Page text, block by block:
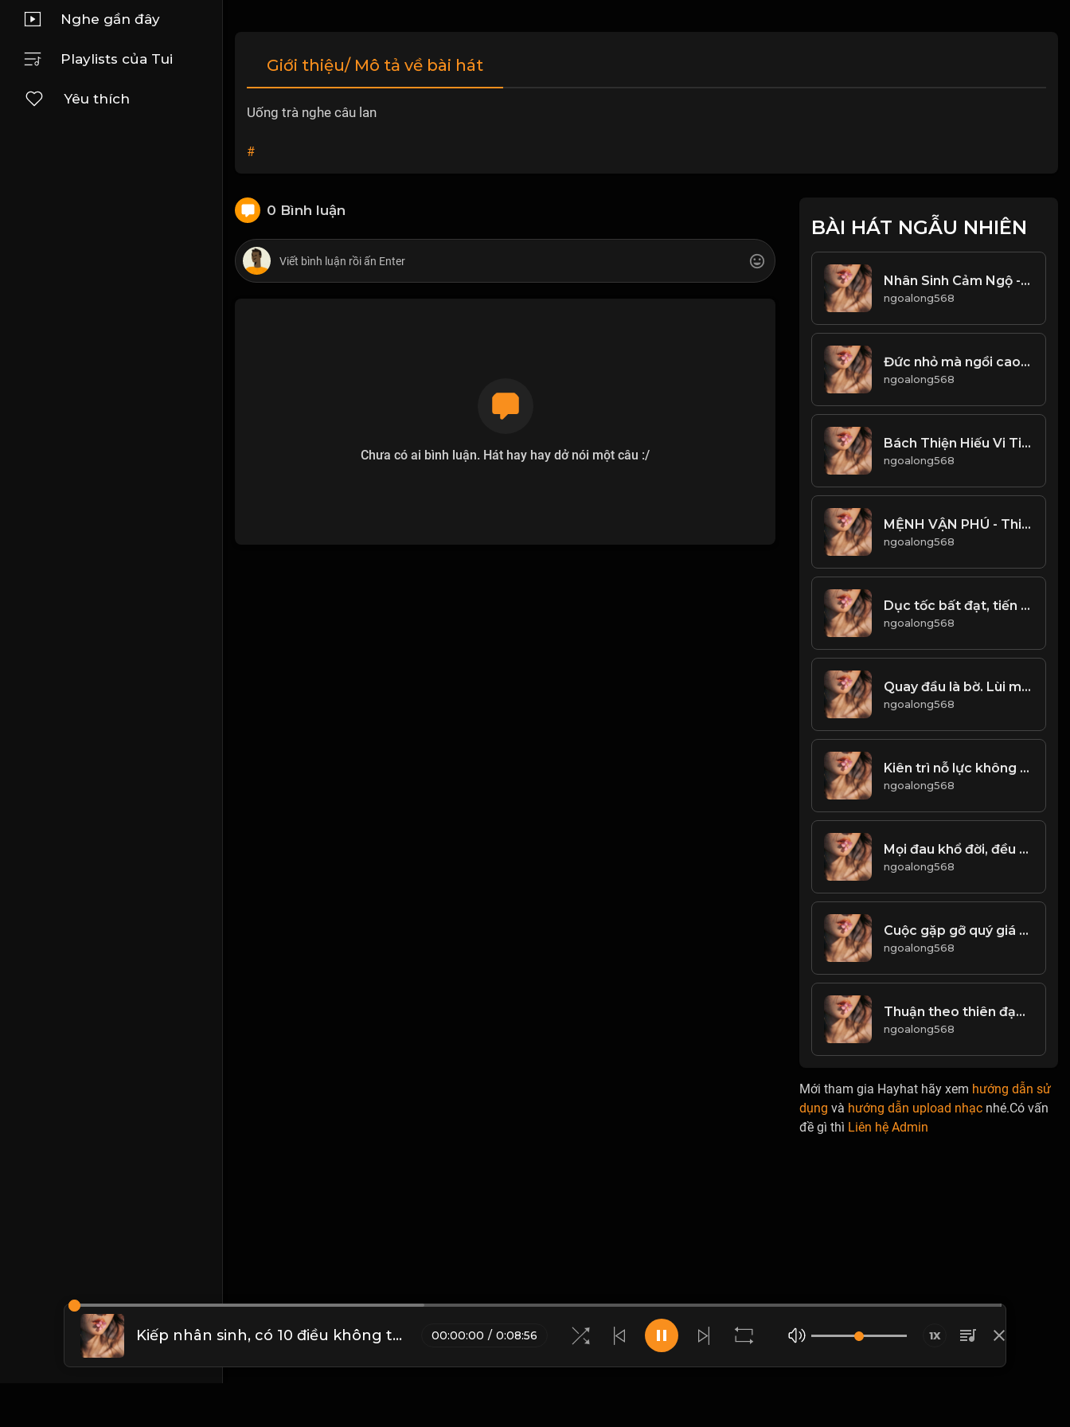
Nghe gần đây
Playlists của Tui
Yêu thích
Giới thiệu/ Mô tả về bài hát
Uống trà nghe câu lan
#
0 Bình luận
Chưa có ai bình luận. Hát hay hay dở nói một câu :/
BÀI HÁT NGẪU NHIÊN
Nhân Sinh Cảm Ngộ - Triết Lý Sống & Đạo
ngoalong568
Đức nhỏ mà ngồi cao, ắt gặp tai họa! & Đạo
ngoalong568
Bách Thiện Hiếu Vi Tiên! Đạo
ngoalong568
MỆNH VẬN PHÚ - Thiên Cổ Kỳ Văn! & Đạo
ngoalong568
Dục tốc bất đạt, tiến vọt dễ tiêu vong. Kẻ trí nho phong, ung dung không hấp tấp! & Đạo
ngoalong568
Quay đầu là bờ. Lùi một bước, tiến ba bước! & Đạo
ngoalong568
Kiên trì nỗ lực không ngừng nghỉ, mới có thể gặt hái thành công! & Đạo
ngoalong568
Mọi đau khổ đời, đều xuất phát từ cái tâm chật hòi...! Đạo
ngoalong568
Cuộc gặp gỡ quý giá nhất, đó là gặp lại chính mình ở một thời điểm nào đó trong cuộc đời! & Đạo
ngoalong568
Thuận theo thiên đạo mà làm, thì bình an khỏe mạnh. Làm trái ngược với đạo trời, thì sẽ đưa đến tai họa! & Đạo
ngoalong568
Mới tham gia Hayhat hãy xem hướng dẫn sử
dụng và hướng dẫn upload nhạc nhé.Có vấn
đề gì thì Liên hệ Admin
Kiếp nhân sinh, có 10 điều không thể chờ đợi! Đạo 00:00:00 / 0:08:56